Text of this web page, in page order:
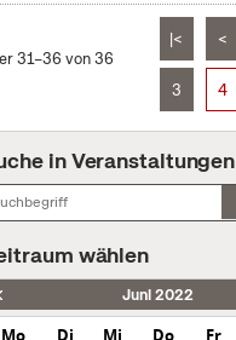
31–36 von 36
|< <
3 4
in Veranstaltungen
wählen
Juni 2022